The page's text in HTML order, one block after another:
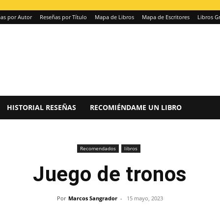
por Autor Reseñas por Título Mapa de Libros Mapa de Escritores Libros
HISTORIAL RESEÑAS RECOMIÉNDAME UN LIBRO
Recomendados libros
Juego de tronos
Por Marcos Sangrador - 15 mayo, 2023